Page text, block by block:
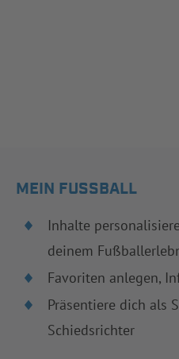
MEIN FUSSBALL
Inhalte
deinem
Favoriten anlegen,
Präsentiere dich als
Schiedsrichter